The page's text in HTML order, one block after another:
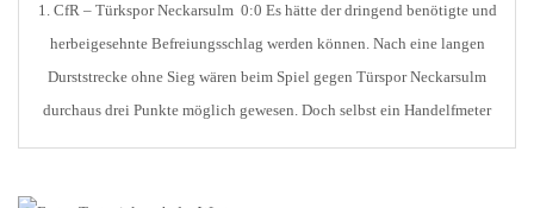
1. CfR – Türkspor Neckarsulm 0:0 Es hätte der dringend benötigte und
herbeigesehnte Befreiungsschlag werden können. Nach eine langen
Durststrecke ohne Sieg wären beim Spiel gegen Türspor Neckarsulm
durchaus drei Punkte möglich gewesen. Doch selbst ein Handelfmeter